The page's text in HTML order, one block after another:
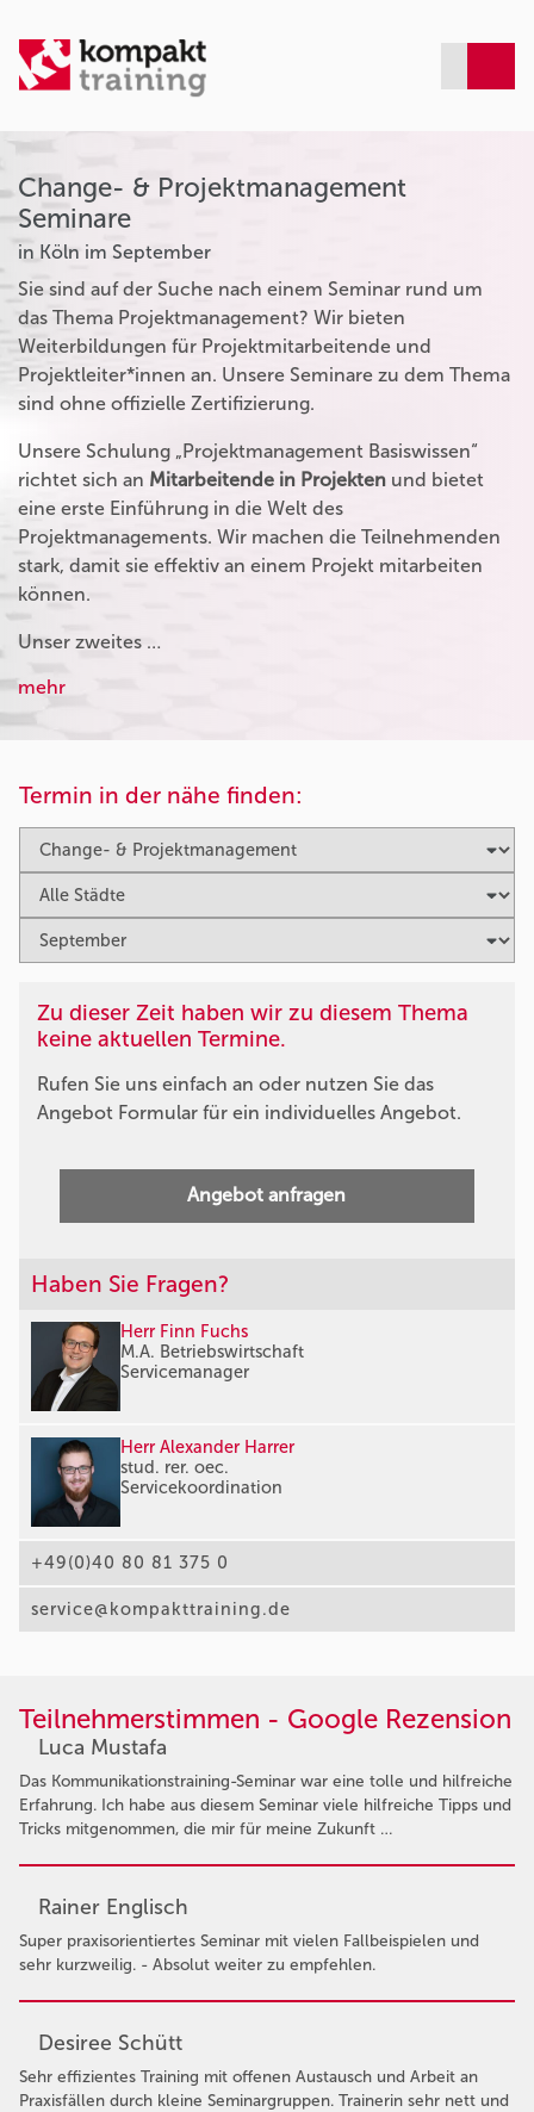
Change- & Projektmanagement
Seminare
in Köln im September
Sie sind auf der Suche nach einem Seminar rund um
das Thema Projektmanagement? Wir bieten
Weiterbildungen für Projektmitarbeitende und
Projektleiter*innen an. Unsere Seminare zu dem Thema
sind ohne offizielle Zertifizierung.
Unsere Schulung „Projektmanagement Basiswissen“
richtet sich an Mitarbeitende in Projekten und bietet
eine erste Einführung in die Welt des
Projektmanagements. Wir machen die Teilnehmenden
stark, damit sie effektiv an einem Projekt mitarbeiten
können.
Unser zweites …
mehr
Termin in der nähe finden:
Zu dieser Zeit haben wir zu diesem Thema
keine aktuellen Termine.
Rufen Sie uns einfach an oder nutzen Sie das
Angebot Formular für ein individuelles Angebot.
Angebot anfragen
Haben Sie Fragen?
Herr Finn Fuchs
M.A. Betriebswirtschaft
Servicemanager
Herr Alexander Harrer
stud. rer. oec.
Servicekoordination
+49(0)40 80 81 375 0
service@kompakttraining.de
Teilnehmerstimmen - Google Rezension
Luca Mustafa
Das Kommunikationstraining-Seminar war eine tolle und hilfreiche
Erfahrung. Ich habe aus diesem Seminar viele hilfreiche Tipps und
Tricks mitgenommen, die mir für meine Zukunft …
Rainer Englisch
Super praxisorientiertes Seminar mit vielen Fallbeispielen und
sehr kurzweilig. - Absolut weiter zu empfehlen.
Desiree Schütt
Sehr effizientes Training mit offenen Austausch und Arbeit an
Praxisfällen durch kleine Seminargruppen. Trainerin sehr nett und